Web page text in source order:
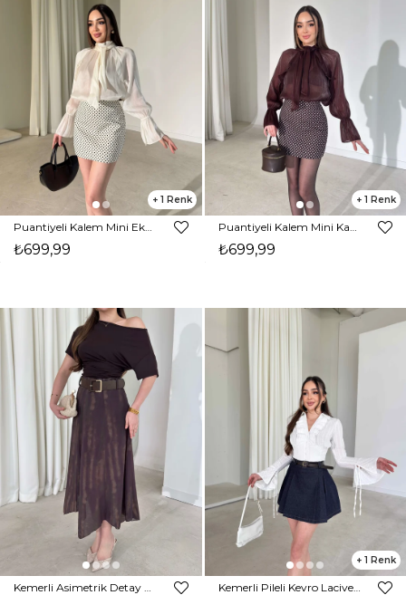
1
₺699,99
1
₺699,99
1
Kemerli Pileli Kevro Lacivert Kadın Kot Etek 26Y088